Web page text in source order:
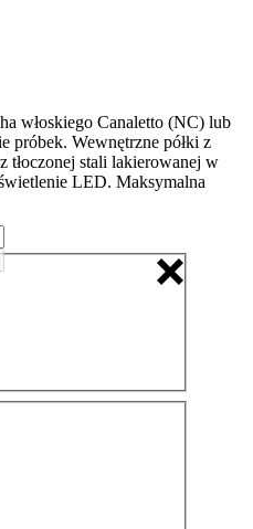
włoskiego Canaletto (NC) lub
próbek. Wewnętrzne półki z
tłoczonej stali lakierowanej w
LED. Maksymalna